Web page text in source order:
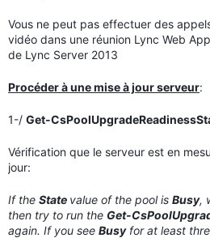
Vous ne peut pas effectuer des
vidéo dans une réunion Lync Web
de Lync Server 2013
Procéder à une mise à jour serveur:
1-/ Get-
Vérification que le serveur est en
jour:
If the State value of the pool is Busy,
then try to run the Get-
again. If you see Busyfor at least